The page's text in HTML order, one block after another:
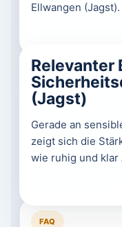
Ellwangen (Jagst).
Relevanter
(Jagst)
Gerade an
zeigt sich die
wie ruhig und
FAQ